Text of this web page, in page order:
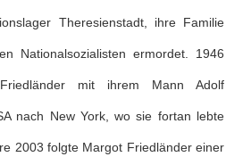
Theresienstadt, ihre Familie
Nationalsozialisten ermordet. 1946
mit ihrem Mann Adolf
nach New York, wo sie fortan lebte
2003 folgte Margot Friedländer einer